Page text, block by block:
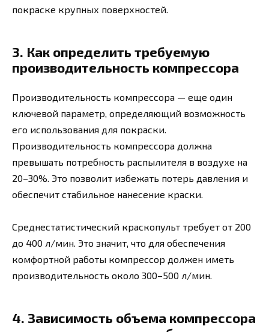
покраске крупных поверхностей.
3. Как определить требуемую
производительность компрессора
Производительность компрессора — еще один
ключевой параметр, определяющий возможность
его использования для покраски.
Производительность компрессора должна
превышать потребность распылителя в воздухе на
20–30%. Это позволит избежать потерь давления и
обеспечит стабильное нанесение краски.
Среднестатистический краскопульт требует от 200
до 400 л/мин. Это значит, что для обеспечения
комфортной работы компрессор должен иметь
производительность около 300–500 л/мин.
4. Зависимость объема компрессора